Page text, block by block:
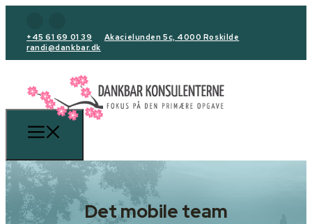
+45 61 69 01 39
Akacielunden 5c, 4000 Roskilde
randi@dankbar.dk
Det mobile team